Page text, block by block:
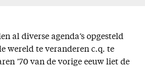
al diverse agenda’s opgesteld
wereld te veranderen c.q. te
’70 van de vorige eeuw liet de